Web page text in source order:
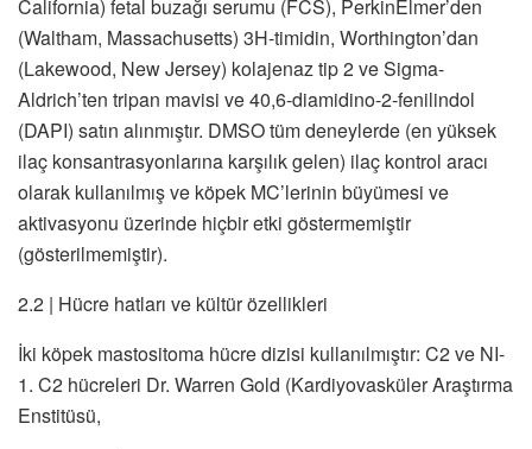
California) fetal buzağı serumu (FCS), PerkinElmer’den
(Waltham, Massachusetts) 3H-timidin, Worthington’dan
(Lakewood, New Jersey) kolajenaz tip 2 ve Sigma-
Aldrich’ten tripan mavisi ve 40,6-diamidino-2-fenilindol
(DAPI) satın alınmıştır. DMSO tüm deneylerde (en yüksek
ilaç konsantrasyonlarına karşılık gelen) ilaç kontrol aracı
olarak kullanılmış ve köpek MC’lerinin büyümesi ve
aktivasyonu üzerinde hiçbir etki göstermemiştir
(gösterilmemiştir).
2.2 | Hücre hatları ve kültür özellikleri
İki köpek mastositoma hücre dizisi kullanılmıştır: C2 ve NI-
1. C2 hücreleri Dr. Warren Gold (Kardiyovasküler Araştırma
Enstitüsü,